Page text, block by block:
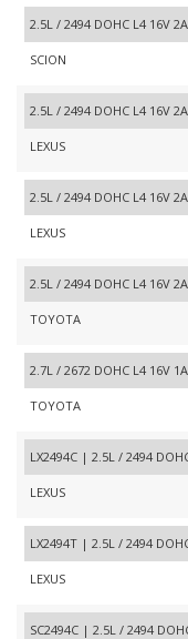
2.5L / 2494 DOHC L4 16V
SCION
2.5L / 2494 DOHC L4 16V
LEXUS
2.5L / 2494 DOHC L4 16V
LEXUS
2.5L / 2494 DOHC L4 16V
TOYOTA
2.7L / 2672 DOHC L4 16V
TOYOTA
LX2494C | 2.5L / 2494
LEXUS
LX2494T | 2.5L / 2494
LEXUS
SC2494C | 2.5L / 2494